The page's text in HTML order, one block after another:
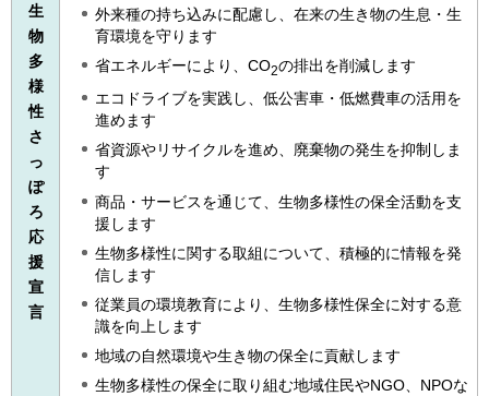
生
物
多
様
性
さ
っ
ぽ
ろ
応
援
宣
言
外来種の持ち込みに配慮し、在来の生き物の生息・生
育環境を守ります
省エネルギーにより、CO2の排出を削減します
エコドライブを実践し、低公害車・低燃費車の活用を
進めます
省資源やリサイクルを進め、廃棄物の発生を抑制しま
す
商品・サービスを通じて、生物多様性の保全活動を支
援します
生物多様性に関する取組について、積極的に情報を発
信します
従業員の環境教育により、生物多様性保全に対する意
識を向上します
地域の自然環境や生き物の保全に貢献します
生物多様性の保全に取り組む地域住民やNGO、NPOな